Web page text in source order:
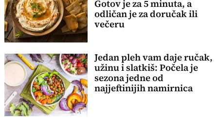
Gotov je za 5 minuta, a
odličan je za doručak ili
večeru
Jedan pleh vam daje ručak,
užinu i slatkiš: Počela je
sezona jedne od
najjeftinijih namirnica